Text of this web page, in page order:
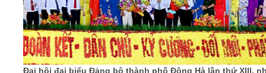
Đại hội đại biểu Đảng bộ thành phố Đông Hà lần thứ XIII,